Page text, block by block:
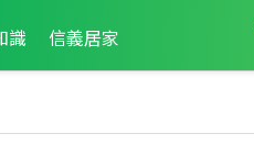
識 信義居家